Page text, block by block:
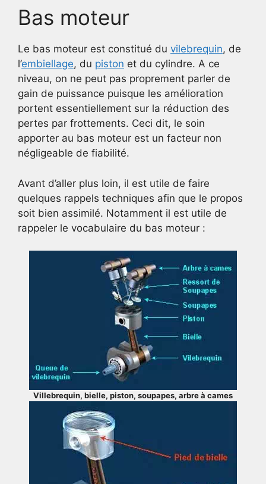
Bas moteur
Le bas moteur est constitué du vilebrequin, de
l’embiellage, du piston et du cylindre. A ce
niveau, on ne peut pas proprement parler de
gain de puissance puisque les amélioration
portent essentiellement sur la réduction des
pertes par frottements. Ceci dit, le soin
apporter au bas moteur est un facteur non
négligeable de fiabilité.
Avant d’aller plus loin, il est utile de faire
quelques rappels techniques afin que le propos
soit bien assimilé. Notamment il est utile de
rappeler le vocabulaire du bas moteur :
Villebrequin, bielle, piston, soupapes, arbre à cames